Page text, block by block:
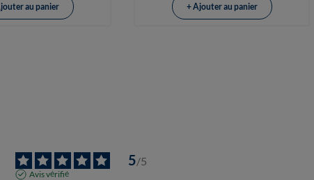
au panier + Ajouter au panier
5/5
Avis vérifié